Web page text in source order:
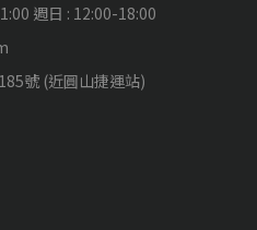
週日 : 12:00-18:00
號 (近圓山捷運站)